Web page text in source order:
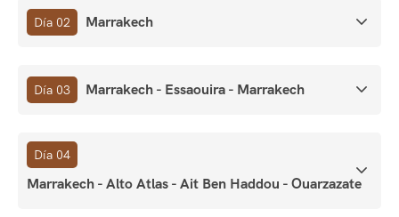
Día 02 Marrakech
Día 03 Marrakech - Essaouira - Marrakech
Día 04
Marrakech - Alto Atlas - Ait Ben Haddou - Ouarzazate